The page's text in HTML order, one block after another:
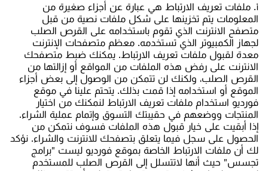
i. ملفات تعريف الارتباط هي عبارة عن أجزاء صغيرة من
المعلومات يتم تخزينها على شكل ملفات نصية من قبل
متصفح الانترنت الذي تقوم باستخدامه على القرص الصلب
لجهاز الكمبيوتر الذي تستخدمه. معظم متصفحات الإنترنت
معدة لقبول ملفات تعريف الارتباط. يمكنك ضبط متصفحك
الانترنت على رفض هذه الملفات من المواقع أو إزالتها من
القرص الصلب، ولكنك لن تتمكن من الوصول إلى بعض أجزاء
الموقع أو استخدامه إذا قمت بذلك. يتحتم علينا في موقع
فورديو استخدام ملفات تعريف الارتباط لنمكنك من اختيار
المنتجات ووضعهم في حقيبتك التسوق وإتمام عملية الشراء.
إذا أبقيت على خيار قبول هذه الملفات فسوف نتمكن من
الحصول على سجل فيما يتعلق بتصفحك للانترنت والشراء. نؤكد
لك أن ملفات الارتباط الخاصة بموقع فورديو ليست "برامج
تجسس" حيث أنها لاتتسلل إلى القرص الصلب للمستخدم